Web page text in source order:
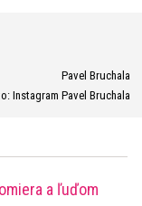
Pavel Bruchala
Instagram Pavel Bruchala
a ľuďom